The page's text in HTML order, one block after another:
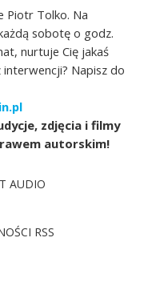
Piotr Tolko. Na
sobotę o godz.
nurtuje Cię jakaś
Napisz do
zdjęcia i filmy
autorskim!
AUDIO
RSS